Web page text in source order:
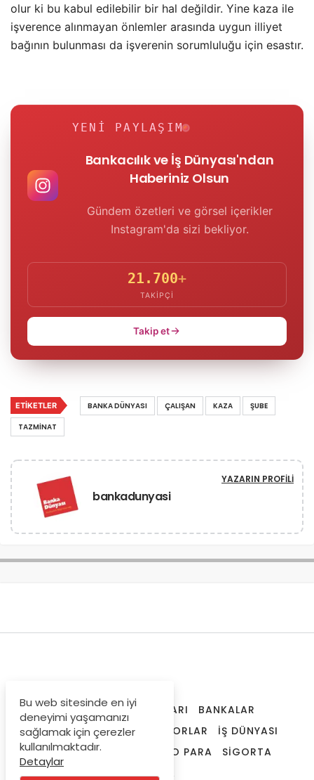
olur ki bu kabul edilebilir bir hal değildir. Yine kaza ile
işverence alınmayan önlemler arasında uygun illiyet
bağının bulunması da işverenin sorumluluğu için esastır.
YENI PAYLAŞIM
Bankacılık ve İş Dünyası'ndan
Haberiniz Olsun
Gündem özetleri ve görsel içerikler
Instagram'da sizi bekliyor.
21.700+
TAKIPÇI
Takip et
ETIKETLER BANKA DÜNYASI ÇALIŞAN KAZA
ŞUBE
TAZMINAT
bankadunyasi
YAZARIN PROFILI
ANA SAYFA İŞ İLANLARI
BANKALAR
FINANSAL ARAÇLAR
RAPORLAR
İŞ DÜNYASI
SPK LISANSLAMA
KRIPTO PARA
SIGORTA
DÜNYA
Bu web sitesinde en iyi
deneyimi yaşamanızı
sağlamak için çerezler
kullanılmaktadır.
Detaylar